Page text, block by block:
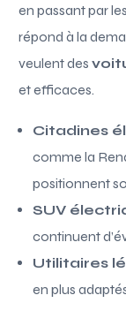
en passant par
répond à la
veulent des
et efficaces.
Citadines
comme la
positionnent
SUV
continuent
Utilitaires
en plus